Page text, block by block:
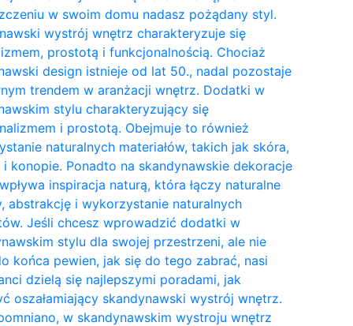
w swoim domu nadasz pożądany styl.
wystrój wnętrz charakteryzuje się
prostotą i funkcjonalnością. Chociaż
design istnieje od lat 50., nadal pozostaje
trendem w aranżacji wnętrz. Dodatki w
stylu charakteryzujący się
i prostotą. Obejmuje to również
naturalnych materiałów, takich jak skóra,
konopie. Ponadto na skandynawskie dekoracje
inspiracja naturą, która łączy naturalne
abstrakcję i wykorzystanie naturalnych
Jeśli chcesz wprowadzić dodatki w
stylu dla swojej przestrzeni, ale nie
końca pewien, jak się do tego zabrać, nasi
dzielą się najlepszymi poradami, jak
oszałamiający skandynawski wystrój wnętrz.
w skandynawskim wystroju wnętrz